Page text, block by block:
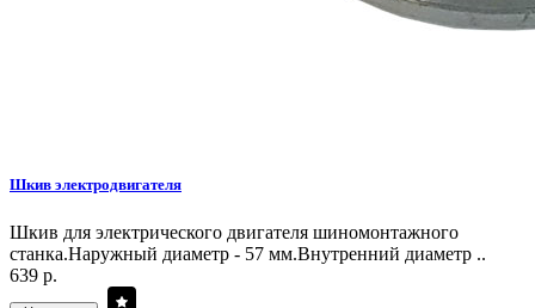
Шкив электродвигателя
Шкив для электрического двигателя шиномонтажного
станка.Наружный диаметр - 57 мм.Внутренний диаметр ..
639 р.